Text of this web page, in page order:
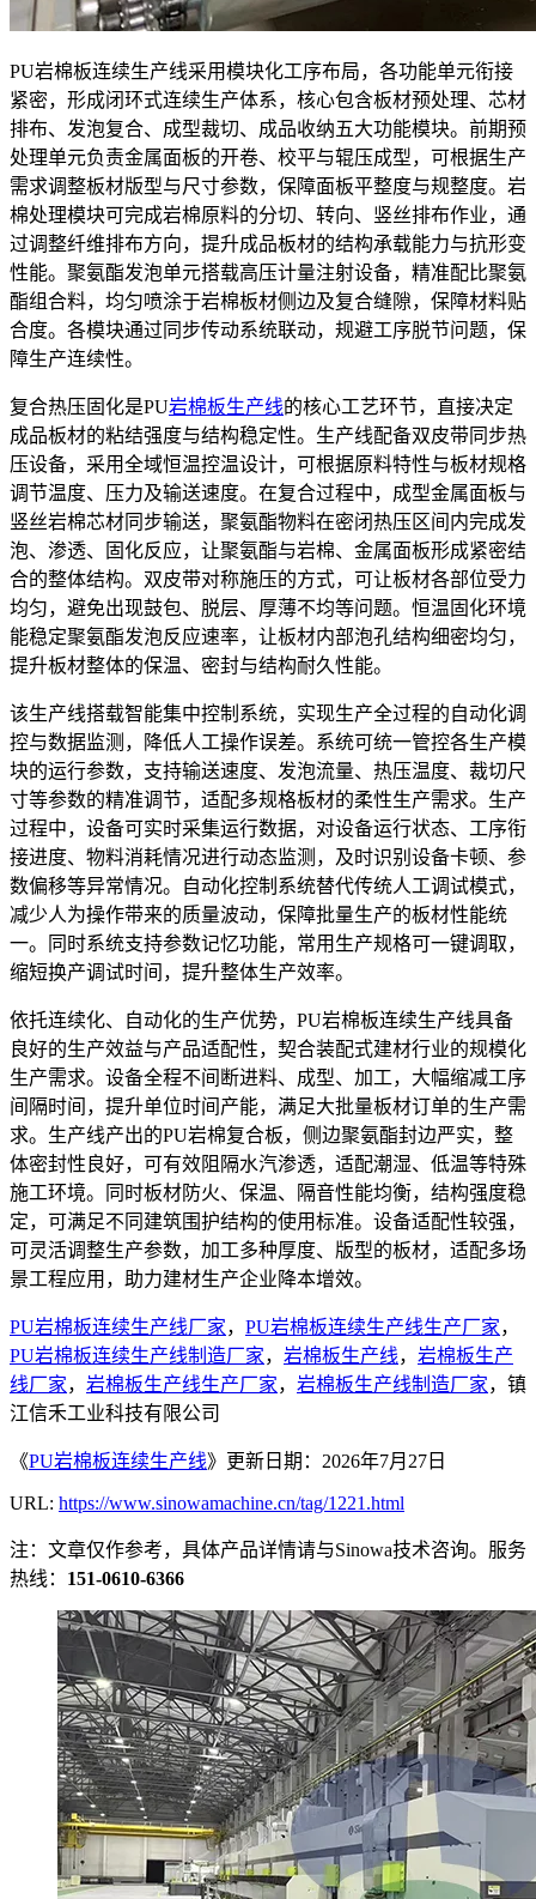
PU岩棉板连续生产线采用模块化工序布局，各功能单元衔接
紧密，形成闭环式连续生产体系，核心包含板材预处理、芯材
排布、发泡复合、成型裁切、成品收纳五大功能模块。前期预
处理单元负责金属面板的开卷、校平与辊压成型，可根据生产
需求调整板材版型与尺寸参数，保障面板平整度与规整度。岩
棉处理模块可完成岩棉原料的分切、转向、竖丝排布作业，通
过调整纤维排布方向，提升成品板材的结构承载能力与抗形变
性能。聚氨酯发泡单元搭载高压计量注射设备，精准配比聚氨
酯组合料，均匀喷涂于岩棉板材侧边及复合缝隙，保障材料贴
合度。各模块通过同步传动系统联动，规避工序脱节问题，保
障生产连续性。
复合热压固化是PU岩棉板生产线的核心工艺环节，直接决定
成品板材的粘结强度与结构稳定性。生产线配备双皮带同步热
压设备，采用全域恒温控温设计，可根据原料特性与板材规格
调节温度、压力及输送速度。在复合过程中，成型金属面板与
竖丝岩棉芯材同步输送，聚氨酯物料在密闭热压区间内完成发
泡、渗透、固化反应，让聚氨酯与岩棉、金属面板形成紧密结
合的整体结构。双皮带对称施压的方式，可让板材各部位受力
均匀，避免出现鼓包、脱层、厚薄不均等问题。恒温固化环境
能稳定聚氨酯发泡反应速率，让板材内部泡孔结构细密均匀，
提升板材整体的保温、密封与结构耐久性能。
该生产线搭载智能集中控制系统，实现生产全过程的自动化调
控与数据监测，降低人工操作误差。系统可统一管控各生产模
块的运行参数，支持输送速度、发泡流量、热压温度、裁切尺
寸等参数的精准调节，适配多规格板材的柔性生产需求。生产
过程中，设备可实时采集运行数据，对设备运行状态、工序衔
接进度、物料消耗情况进行动态监测，及时识别设备卡顿、参
数偏移等异常情况。自动化控制系统替代传统人工调试模式，
减少人为操作带来的质量波动，保障批量生产的板材性能统
一。同时系统支持参数记忆功能，常用生产规格可一键调取，
缩短换产调试时间，提升整体生产效率。
依托连续化、自动化的生产优势，PU岩棉板连续生产线具备
良好的生产效益与产品适配性，契合装配式建材行业的规模化
生产需求。设备全程不间断进料、成型、加工，大幅缩减工序
间隔时间，提升单位时间产能，满足大批量板材订单的生产需
求。生产线产出的PU岩棉复合板，侧边聚氨酯封边严实，整
体密封性良好，可有效阻隔水汽渗透，适配潮湿、低温等特殊
施工环境。同时板材防火、保温、隔音性能均衡，结构强度稳
定，可满足不同建筑围护结构的使用标准。设备适配性较强，
可灵活调整生产参数，加工多种厚度、版型的板材，适配多场
景工程应用，助力建材生产企业降本增效。
PU岩棉板连续生产线厂家， PU岩棉板连续生产线生产厂家，
PU岩棉板连续生产线制造厂家， 岩棉板生产线， 岩棉板生产
线厂家， 岩棉板生产线生产厂家， 岩棉板生产线制造厂家，镇
江信禾工业科技有限公司
《PU岩棉板连续生产线》更新日期：2026年7月27日
URL: https://www.sinowamachine.cn/tag/1221.html
注：文章仅作参考，具体产品详情请与Sinowa技术咨询。服务
热线： 151-0610-6366